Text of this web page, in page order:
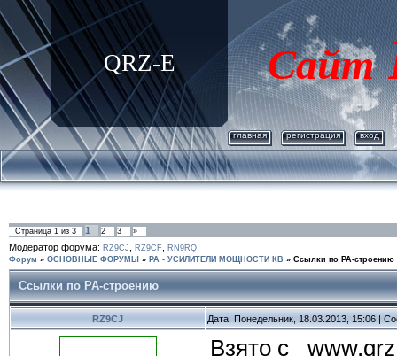
QRZ-E Сайт
главная регистрация вход
Страница 1 из 3 1 2 3 »
Модератор форума: RZ9CJ RZ9CF
RN9RQ
Форум » ОСНОВНЫЕ ФОРУМЫ » PA - УСИЛИТЕЛИ МОЩНОСТИ КВ » Ссылки по РА-строению
Ссылки по РА-строению
RZ9CJ Дата: Понедельник, 18.03.2013, 15:06 |
Взято с